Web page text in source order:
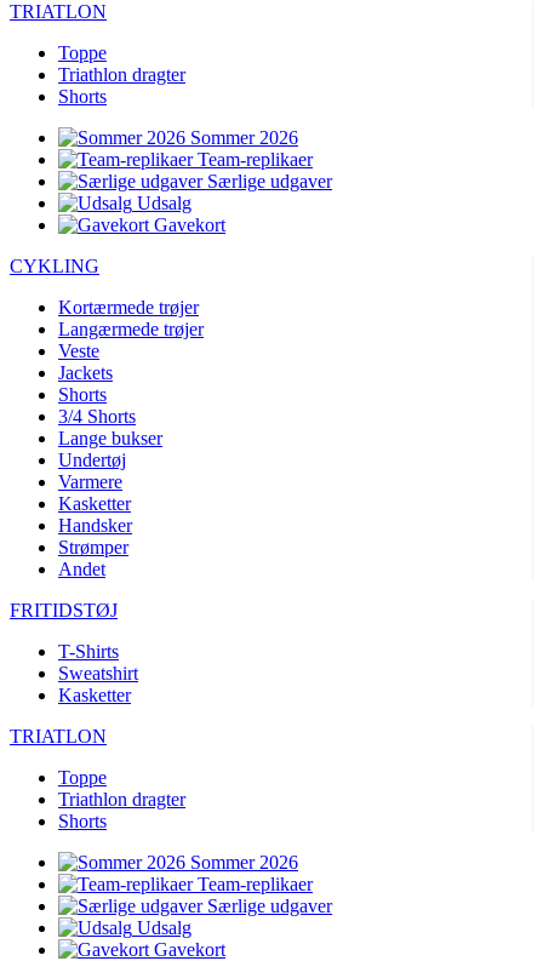
TRIATLON
Toppe
Triathlon dragter
Shorts
Sommer 2026
Team-replikaer
Særlige udgaver
Udsalg
Gavekort
CYKLING
Kortærmede trøjer
Langærmede trøjer
Veste
Jackets
Shorts
3/4 Shorts
Lange bukser
Undertøj
Varmere
Kasketter
Handsker
Strømper
Andet
FRITIDSTØJ
T-Shirts
Sweatshirt
Kasketter
TRIATLON
Toppe
Triathlon dragter
Shorts
Sommer 2026
Team-replikaer
Særlige udgaver
Udsalg
Gavekort